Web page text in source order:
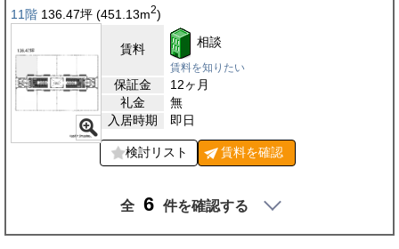
11階 136.47坪 (451.13m2)
賃料 相談
賃料を知りたい
保証金
12ヶ月
礼金
無
入居時期
即日
検討リスト 賃料を確認
全 6 件を確認する